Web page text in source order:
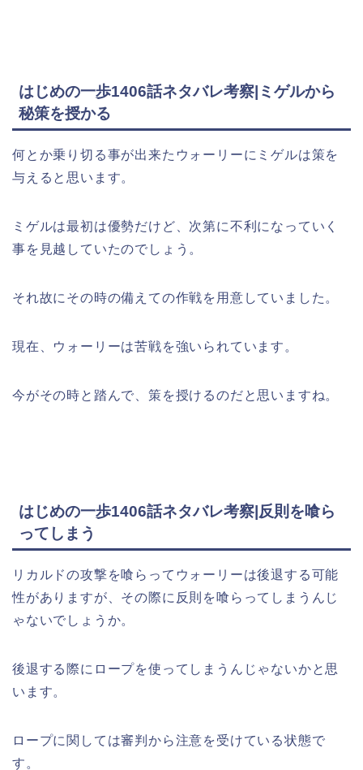
はじめの一歩1406話ネタバレ考察|ミゲルから
秘策を授かる
何とか乗り切る事が出来たウォーリーにミゲルは策を
与えると思います。
ミゲルは最初は優勢だけど、次第に不利になっていく
事を見越していたのでしょう。
それ故にその時の備えての作戦を用意していました。
現在、ウォーリーは苦戦を強いられています。
今がその時と踏んで、策を授けるのだと思いますね。
はじめの一歩1406話ネタバレ考察|反則を喰ら
ってしまう
リカルドの攻撃を喰らってウォーリーは後退する可能
性がありますが、その際に反則を喰らってしまうんじ
ゃないでしょうか。
後退する際にロープを使ってしまうんじゃないかと思
います。
ロープに関しては審判から注意を受けている状態で
す。